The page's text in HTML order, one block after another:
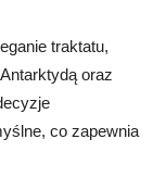
traktatu,
oraz
co zapewnia